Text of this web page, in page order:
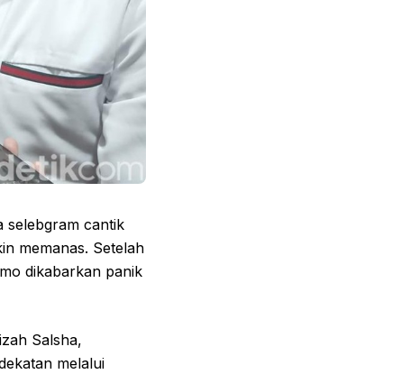
selebgram cantik
memanas. Setelah
dikabarkan panik
Salsha,
melalui